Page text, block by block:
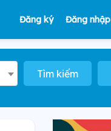
Đăng ký Đăng nhập
Tìm kiếm